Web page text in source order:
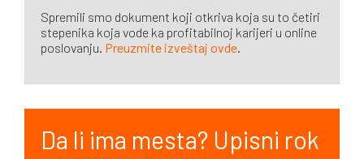
Spremili smo dokument koji otkriva koja su to četiri
stepenika koja vode ka profitabilnoj karijeri u online
poslovanju. Preuzmite izveštaj ovde.
Da li ima mesta? Upisni rok